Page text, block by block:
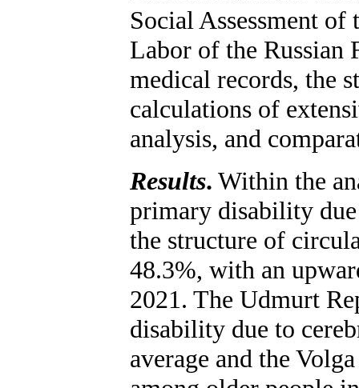
Social Assessment
Labor of the Russian
medical records, the
calculations of
analysis, and
Results. Within the
primary disability due
the structure of
48.3%, with an
2021. The Udmurt
disability due to
average and the